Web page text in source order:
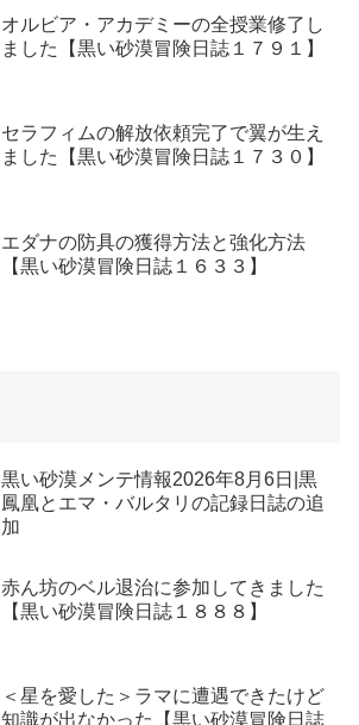
オルビア・アカデミーの全授業修了し
ました【黒い砂漠冒険日誌１７９１】
セラフィムの解放依頼完了で翼が生え
ました【黒い砂漠冒険日誌１７３０】
エダナの防具の獲得方法と強化方法
【黒い砂漠冒険日誌１６３３】
黒い砂漠メンテ情報2026年8月6日|黒
鳳凰とエマ・バルタリの記録日誌の追
加
赤ん坊のベル退治に参加してきました
【黒い砂漠冒険日誌１８８８】
＜星を愛した＞ラマに遭遇できたけど
知識が出なかった【黒い砂漠冒険日誌